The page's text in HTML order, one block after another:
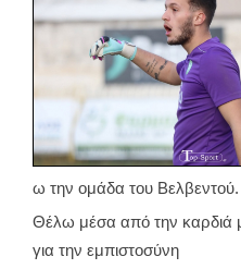
ω την ομάδα του Βελβεντού.
Θέλω μέσα από την καρδιά
για την εμπιστοσύνη